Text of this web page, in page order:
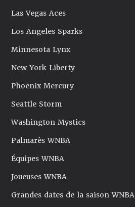
Las Vegas Aces
Los Angeles Sparks
Minnesota Lynx
New York Liberty
Phoenix Mercury
Seattle Storm
Washington Mystics
Palmarès WNBA
Équipes WNBA
Joueuses WNBA
Grandes dates de la saison WNBA